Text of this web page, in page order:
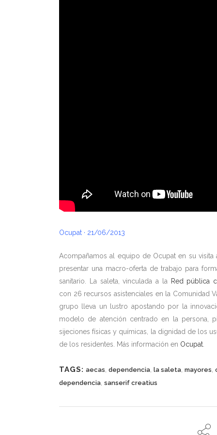
Ocupat · 21/06/2013
Acompañamos al equipo de Ocupat en su visita
presentar una macro-oferta de trabajo para
sanitario. La saleta, vinculada a la
Red pública
con 26 recursos asistenciales en la Comunidad
grupo lleva un lustro apostando por la
modelo de atención centrado en la persona,
sijeciones físicas y químicas, la dignidad de los
de los residentes. Más información en Ocupat
TAGS: aecas dependencia la saleta mayores
dependencia sanserif creatius